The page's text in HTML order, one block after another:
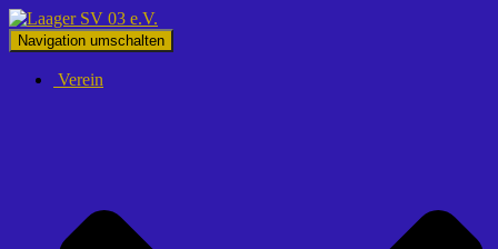
Navigation umschalten
Verein